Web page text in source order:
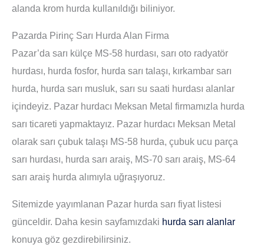
alanda krom hurda kullanıldığı biliniyor.
Pazarda Pirinç Sarı Hurda Alan Firma
Pazar’da sarı külçe MS-58 hurdası, sarı oto radyatör
hurdası, hurda fosfor, hurda sarı talaşı, kırkambar sarı
hurda, hurda sarı musluk, sarı su saati hurdası alanlar
içindeyiz. Pazar hurdacı Meksan Metal firmamızla hurda
sarı ticareti yapmaktayız. Pazar hurdacı Meksan Metal
olarak sarı çubuk talaşı MS-58 hurda, çubuk ucu parça
sarı hurdası, hurda sarı araiş, MS-70 sarı araiş, MS-64
sarı araiş hurda alımıyla uğraşıyoruz.
Sitemizde yayımlanan Pazar hurda sarı fiyat listesi
günceldir. Daha kesin sayfamızdaki hurda sarı alanlar
konuya göz gezdirebilirsiniz.